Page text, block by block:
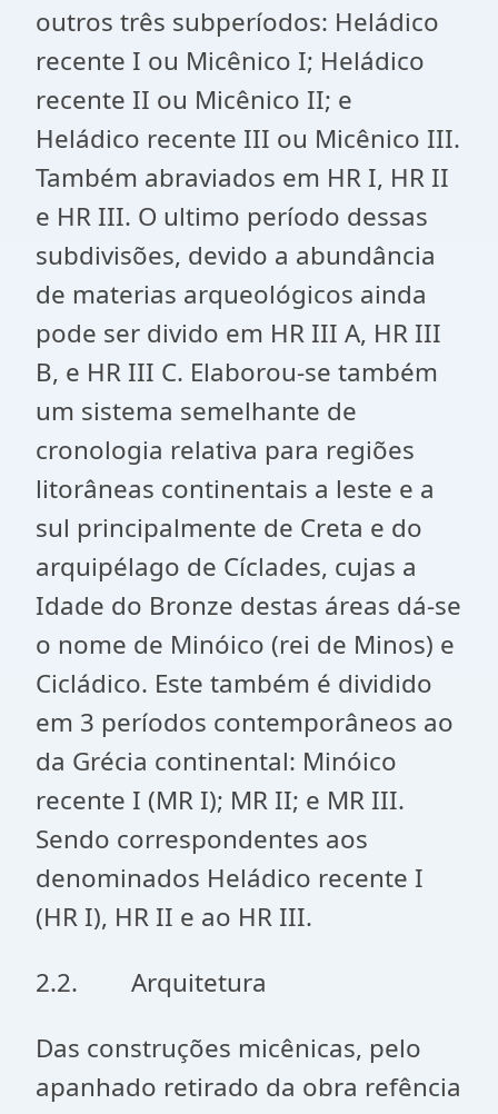
outros três subperíodos: Heládico
recente I ou Micênico I; Heládico
recente II ou Micênico II; e
Heládico recente III ou Micênico III.
Também abraviados em HR I, HR II
e HR III. O ultimo período dessas
subdivisões, devido a abundância
de materias arqueológicos ainda
pode ser divido em HR III A, HR III
B, e HR III C. Elaborou-se também
um sistema semelhante de
cronologia relativa para regiões
litorâneas continentais a leste e a
sul principalmente de Creta e do
arquipélago de Cíclades, cujas a
Idade do Bronze destas áreas dá-se
o nome de Minóico (rei de Minos) e
Cicládico. Este também é dividido
em 3 períodos contemporâneos ao
da Grécia continental: Minóico
recente I (MR I); MR II; e MR III.
Sendo correspondentes aos
denominados Heládico recente I
(HR I), HR II e ao HR III.
2.2. Arquitetura
Das construções micênicas, pelo
apanhado retirado da obra refência